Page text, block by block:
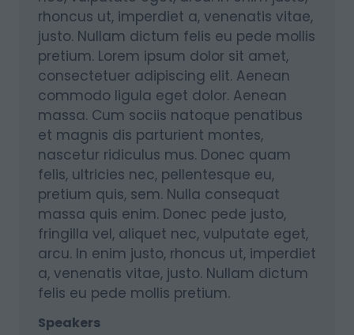
rhoncus ut, imperdiet a, venenatis vitae,
justo. Nullam dictum felis eu pede mollis
pretium. Lorem ipsum dolor sit amet,
consectetuer adipiscing elit. Aenean
commodo ligula eget dolor. Aenean
massa. Cum sociis natoque penatibus
et magnis dis parturient montes,
nascetur ridiculus mus. Donec quam
felis, ultricies nec, pellentesque eu,
pretium quis, sem. Nulla consequat
massa quis enim. Donec pede justo,
fringilla vel, aliquet nec, vulputate eget,
arcu. In enim justo, rhoncus ut, imperdiet
a, venenatis vitae, justo. Nullam dictum
felis eu pede mollis pretium.
Speakers